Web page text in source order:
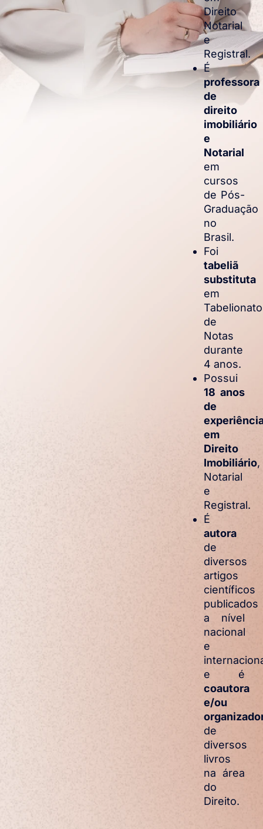
Direito
Notarial
e
Registral.
É
professora
de
direito
imobiliário
e
Notarial
em
cursos
de Pós-
Graduação
no
Brasil.
Foi
tabeliã
substituta
em
Tabelionato
de
Notas
durante
4 anos.
Possui
18 anos
de
em
Direito
Imobiliário,
Notarial
e
Registral.
É
autora
de
diversos
artigos
científicos
publicados
a nível
nacional
e
e é
coautora
e/ou
de
diversos
livros
na área
do
Direito.